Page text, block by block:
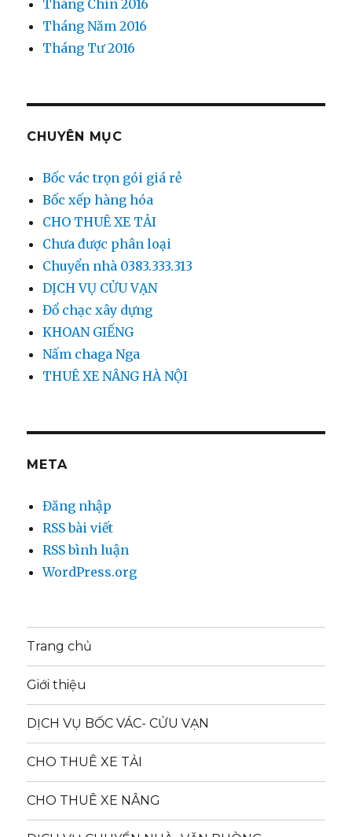
Tháng Chín 2016
Tháng Năm 2016
Tháng Tư 2016
CHUYÊN MỤC
Bốc vác trọn gói giá rẻ
Bốc xếp hàng hóa
CHO THUÊ XE TẢI
Chưa được phân loại
Chuyển nhà 0383.333.313
DỊCH VỤ CỬU VẠN
Đổ chạc xây dựng
KHOAN GIẾNG
Nấm chaga Nga
THUÊ XE NÂNG HÀ NỘI
META
Đăng nhập
RSS bài viết
RSS bình luận
WordPress.org
Trang chủ
Giới thiệu
DỊCH VỤ BỐC VÁC- CỬU VẠN
CHO THUÊ XE TẢI
CHO THUÊ XE NÂNG